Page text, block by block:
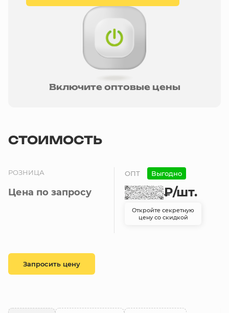
Включите оптовые цены
СТОИМОСТЬ
РОЗНИЦА
Цена по запросу
ОПТ Выгодно
₽/шт.
Откройте секретную
цену со скидкой
Запросить цену